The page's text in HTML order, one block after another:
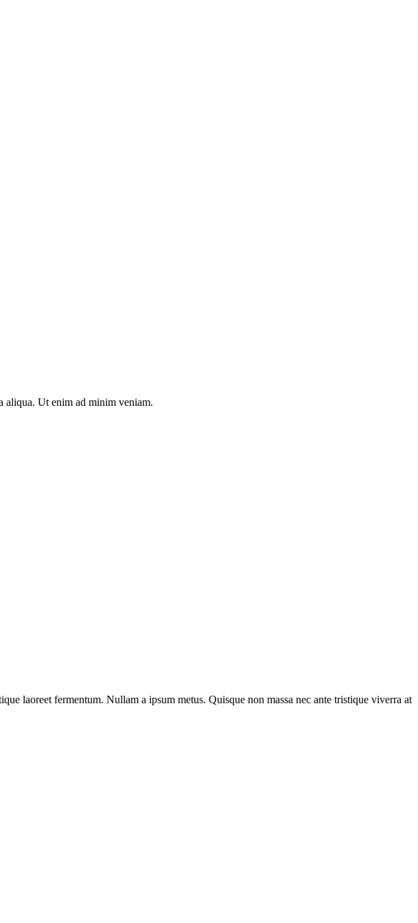
aliqua. Ut enim ad minim veniam.
laoreet fermentum. Nullam a ipsum metus. Quisque non massa nec ante tristique viverra at